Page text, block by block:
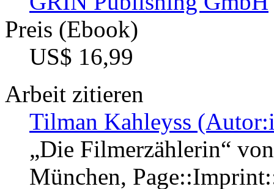
Preis (Ebook)
US$ 16,99
Arbeit zitieren
Tilman Kahleyss
„Die Filmerzählerin“
München,